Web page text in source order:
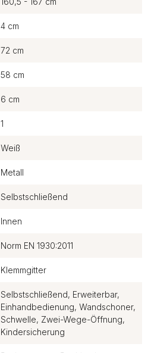
4 cm
72 cm
58 cm
6 cm
1
Weiß
Metall
Selbstschließend
Innen
Norm EN 1930:2011
Klemmgitter
Selbstschließend, Erweiterbar,
Einhandbedienung, Wandschoner,
Schwelle, Zwei-Wege-Öffnung,
Kindersicherung